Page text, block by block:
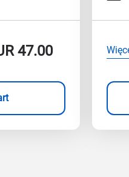
47.00